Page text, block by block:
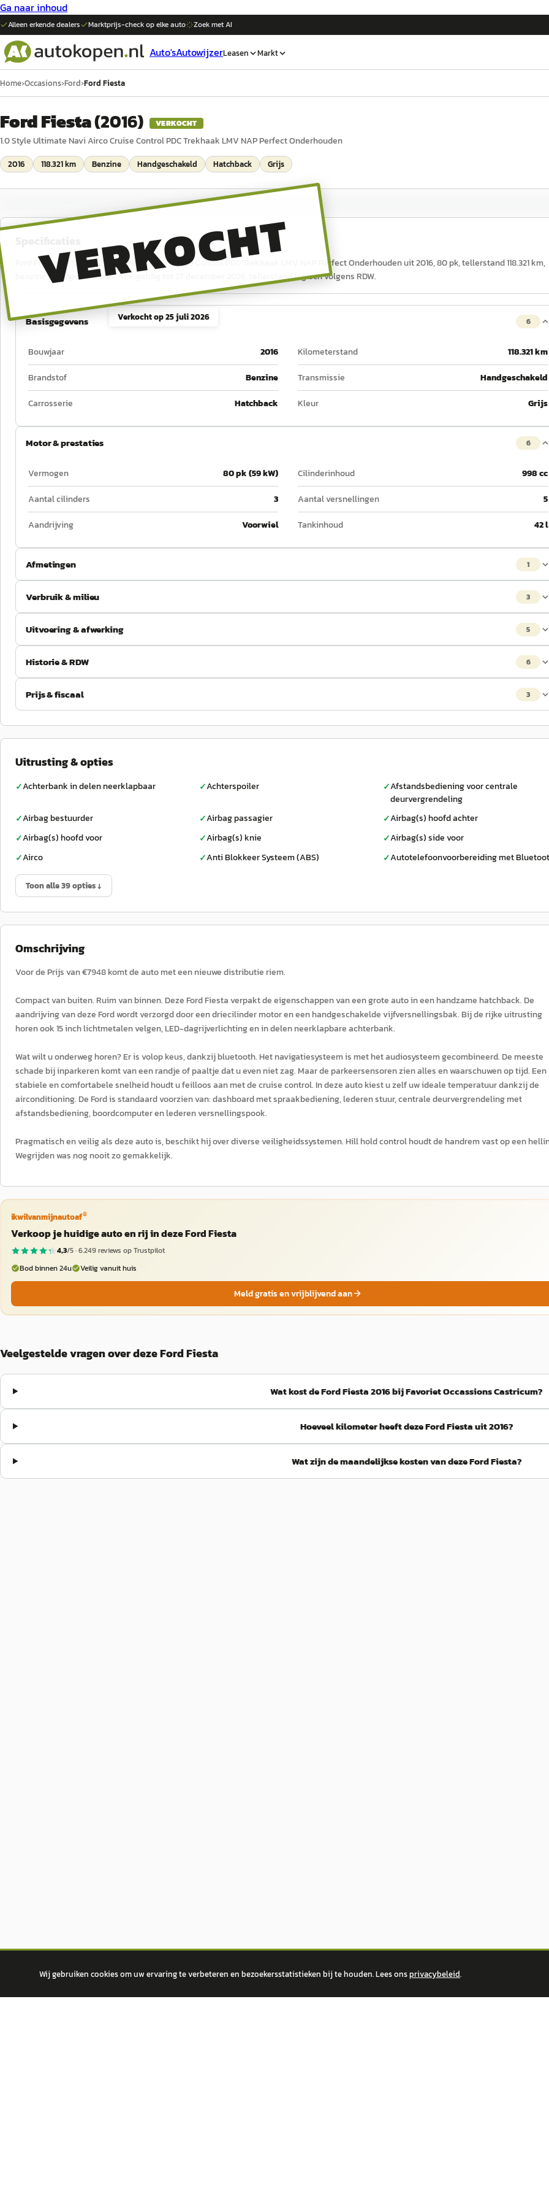
Ga naar inhoud
Alleen erkende dealers Marktprijs-check op elkeauto Zoek met AI
Auto'sAutowijzerLeasen Markt
Home›Occasions›Ford›Ford Fiesta
Ford Fiesta(2016) VERKOCHT
1.0 Style Ultimate Navi Airco Cruise Control PDC Trekhaak LMV NAP Perfect Onderhouden
2016 118.321 km Benzine Handgeschakeld Hatchback Grijs
VERKOCHT
Verkocht op25 juli 2026
Ford Fiesta 1.0 Style Ultimate Navi Airco Cruise Control PDC Trekhaak LMV NAP Perfect Onderhouden uit 2016, 80 pk, tellerstand 118.321 km,
benzine, handgeschakeld. APK geldig tot 27 december 2026, tellerstand logisch volgens RDW.
Basisgegevens 6
Bouwjaar 2016 Kilometerstand
118.321 km
Brandstof
Benzine Transmissie
Handgeschakeld
Carrosserie
Hatchback Kleur Grijs
Motor & prestaties 6
Vermogen 80 pk (59 kW) Cilinderinhoud
998 cc
Aantal cilinders
3 Aantal versnellingen
5
Aandrijving
Voorwiel Tankinhoud 42 l
Afmetingen 1
Verbruik & milieu 3
Uitvoering & afwerking 5
Historie & RDW 6
Prijs & fiscaal 3
Uitrusting & opties
✓Achterbank in delen neerklapbaar ✓Achterspoiler ✓Afstandsbediening voor centrale
deurvergrendeling
✓Airbag bestuurder ✓Airbag passagier ✓Airbag(s) hoofd achter
✓Airbag(s) hoofd voor ✓Airbag(s) knie ✓Airbag(s) side voor
✓Airco ✓Anti Blokkeer Systeem (ABS) ✓Autotelefoonvoorbereiding met
Toon alle 39 opties ↓
Omschrijving
Voor de Prijs van €7948 komt de auto met een nieuwe distributie riem.
Compact van buiten. Ruim van binnen. Deze Ford Fiesta verpakt de eigenschappen van een grote auto in een handzame hatchback. De
aandrijving van deze Ford wordt verzorgd door een driecilinder motor en een handgeschakelde vijfversnellingsbak. Bij de rijke uitrusting
horen ook 15 inch lichtmetalen velgen, LED-dagrijverlichting en in delen neerklapbare achterbank.
Wat wilt u onderweg horen? Er is volop keus, dankzij bluetooth. Het navigatiesysteem is met het audiosysteem gecombineerd. De meeste
schade bij inparkeren komt van een randje of paaltje dat u even niet zag. Maar de parkeersensoren zien alles en waarschuwen op tijd. Een
stabiele en comfortabele snelheid houdt u feilloos aan met de cruise control. In deze auto kiest u zelf uw ideale temperatuur dankzij de
airconditioning. De Ford is standaard voorzien van: dashboard met spraakbediening, lederen stuur, centrale deurvergrendeling met
afstandsbediening, boordcomputer en lederen versnellingspook.
Pragmatisch en veilig als deze auto is, beschikt hij over diverse veiligheidssystemen. Hill hold control houdt de handrem vast op een
Wegrijden was nog nooit zo gemakkelijk.
ikwilvanmijnautoaf®
Verkoop je huidige auto en rij in deze Ford Fiesta
4,3/5 ·6.249reviews op Trustpilot
Bod binnen 24u
Veilig vanuit huis
Meld gratis en vrijblijvend aan
Veelgestelde vragen over deze Ford Fiesta
Wat kost de Ford Fiesta 2016 bij Favoriet Occassions Castricum?
Hoeveel kilometer heeft deze Ford Fiesta uit 2016?
Wat zijn de maandelijkse kosten van deze Ford Fiesta?
Wij gebruiken cookies om uw ervaring te verbeteren en bezoekersstatistieken bij te houden. Lees onsprivacybeleid.